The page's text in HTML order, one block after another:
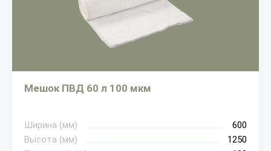
Мешок ПВД 60 л 100 мкм
Ширина (мм)
600
Высота (мм)
1250